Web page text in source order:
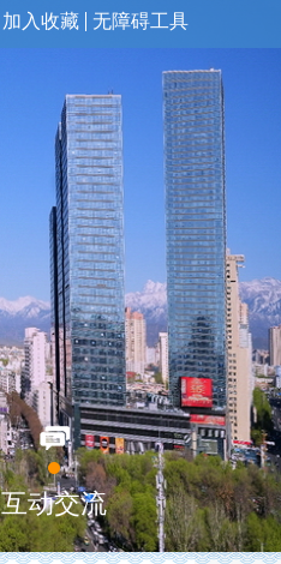
加入收藏 无障碍工具
互动交流